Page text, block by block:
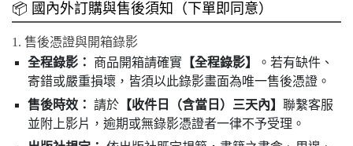
📦 國內外訂購與售後須知（下單即同意）
1. 售後憑證與開箱錄影
全程錄影：
商品開箱請確實 【全程錄影】
。若有缺件、
寄錯或嚴重損壞，皆須以此錄影畫面為唯一售後憑證。
售後時效： 請於 【收件日（含當日）三天內】 聯繫客服
並附上影片，逾期或無錄影憑證者一律不予受理。